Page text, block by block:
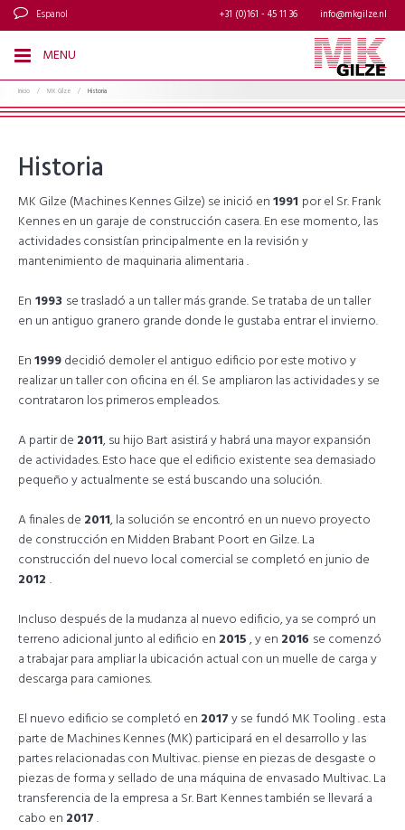
Espanol info@mkgilze.nl
+31 (0)161 - 45 11 36
MENU
Inicio / MK Gilze / Historia
Historia
MK Gilze (Machines Kennes Gilze) se inició en1991 por el Sr. Frank
Kennes en un garaje de construcción casera. En ese momento, las
actividades consistían principalmente en la revisión y
mantenimiento de maquinaria alimentaria .
En 1993 se trasladó a un taller más grande. Se trataba de un taller
en un antiguo granero grande donde le gustaba entrar el invierno.
En1999decidió demoler el antiguo edificio por este motivo y
realizar un taller con oficina en él. Se ampliaron las actividades y se
contrataron los primeros empleados.
A partir de 2011, su hijo Bart asistirá y habrá una mayor expansión
de actividades. Esto hace que el edificio existente sea demasiado
pequeño y actualmente se está buscando una solución.
A finales de 2011, la solución se encontró en un nuevo proyecto
de construcción en Midden Brabant Poort en Gilze. La
construcción del nuevo local comercial se completó en junio de
2012 .
Incluso después de la mudanza al nuevo edificio, ya se compró un
terreno adicional junto al edificio en 2015, y en 2016 se comenzó
a trabajar para ampliar la ubicación actual con un muelle de carga y
descarga para camiones.
El nuevo edificio se completó en 2017y se fundó MK Tooling . esta
parte de Machines Kennes (MK) participará en el desarrollo y las
partes relacionadas con Multivac. piense en piezas de desgaste o
piezas de forma y sellado de una máquina de envasado Multivac. La
transferencia de la empresa a Sr. Bart Kennes también se llevará a
cabo en 2017.